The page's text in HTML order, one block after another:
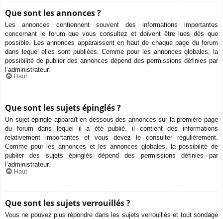
Que sont les annonces ?
Les annonces contiennent souvent des informations importantes
concernant le forum que vous consultez et doivent être lues dès que
possible. Les annonces apparaissent en haut de chaque page du forum
dans lequel elles sont publiées. Comme pour les annonces globales, la
possibilité de publier des annonces dépend des permissions définies par
l’administrateur.
Haut
Que sont les sujets épinglés ?
Un sujet épinglé apparaît en dessous des annonces sur la première page
du forum dans lequel il a été publié. il contient des informations
relativement importantes et vous devez le consulter régulièrement.
Comme pour les annonces et les annonces globales, la possibilité de
publier des sujets épinglés dépend des permissions définies par
l’administrateur.
Haut
Que sont les sujets verrouillés ?
Vous ne pouvez plus répondre dans les sujets verrouillés et tout sondage